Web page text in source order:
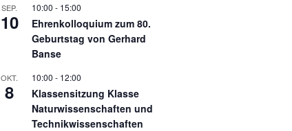
SEP.
10
10:00 - 15:00
Ehrenkolloquium zum 80.
Geburtstag von Gerhard
Banse
OKT.
8
10:00 - 12:00
Klassensitzung Klasse
Naturwissenschaften und
Technikwissenschaften